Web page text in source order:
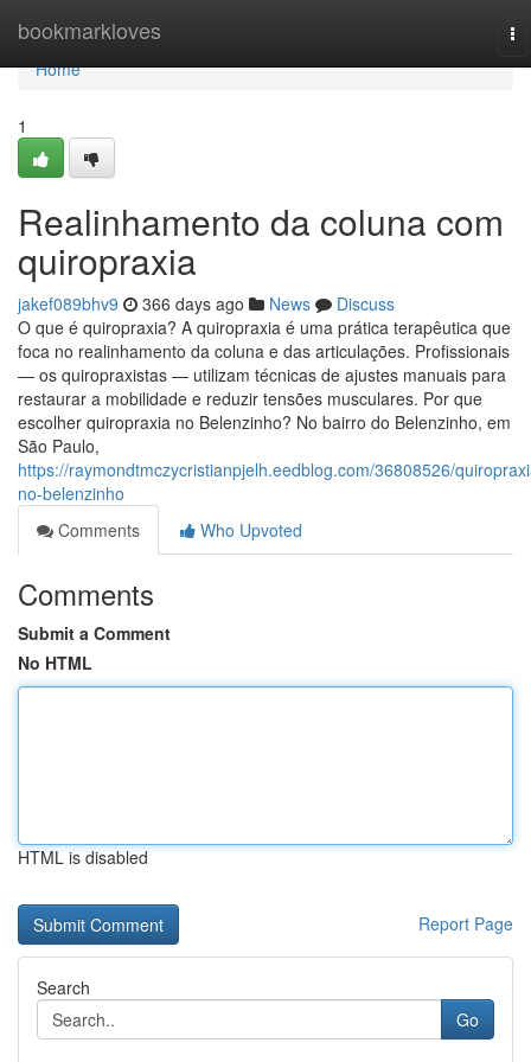
bookmarkloves
Home
Home
1
Realinhamento da coluna com
quiropraxia
jakef089bhv9 366 days ago News
Discuss
O que é quiropraxia? A quiropraxia é uma prática terapêutica que
foca no realinhamento da coluna e das articulações. Profissionais
— os quiropraxistas — utilizam técnicas de ajustes manuais para
restaurar a mobilidade e reduzir tensões musculares. Por que
escolher quiropraxia no Belenzinho? No bairro do Belenzinho, em
São Paulo,
https://raymondtmczycristianpjelh.eedblog.com/36808526/
no-belenzinho
Comments
Who Upvoted
Comments
Submit a Comment
No HTML
HTML is disabled
Report Page
Search
Go